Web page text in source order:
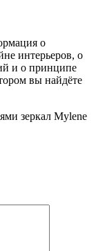
о
интерьеров, о
и о принципе
вы найдёте
зеркал Mylene